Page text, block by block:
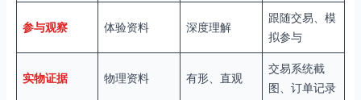
参与观察 体验资料 深度理解
跟随交易、模
拟参与
实物证据 物理资料 有形、直观
交易系统截
图、订单记录